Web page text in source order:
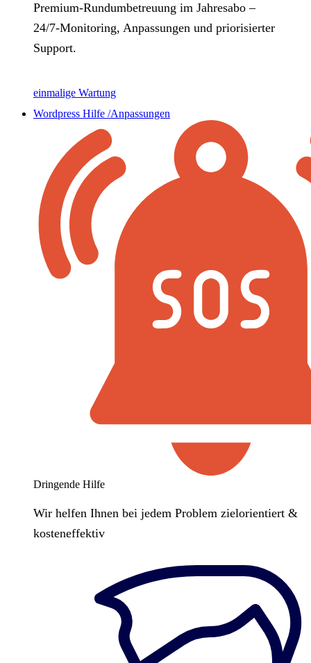
Premium‑Rundumbetreuung im Jahresabo –
24/7‑Monitoring, Anpassungen und priorisierter
Support.
einmalige Wartung
Wordpress Hilfe /Anpassungen
Dringende Hilfe
Wir helfen Ihnen bei jedem Problem zielorientiert &
kosteneffektiv